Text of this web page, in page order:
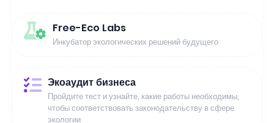
Free-Eco Labs
Инкубатор экологических решений будущего
Экоаудит бизнеса
Пройдите тест и узнайте, какие работы необходимы,
чтобы соответствовать законодательству в сфере
экологии